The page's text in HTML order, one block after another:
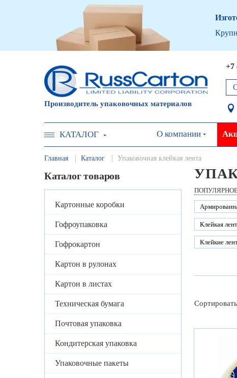
Производитель упаковочных материалов
+7
КАТАЛОГ О компании
Главная Каталог Упаковочная клейкая лента
Каталог товаров
Картонные коробки
Гофроупаковка
Гофрокартон
Картон в рулонах
Картон в листах
Техническая бумага
Почтовая упаковка
Кондитерская упаковка
Упаковочные пакеты
Клейкая
Клейкие
Сортировать